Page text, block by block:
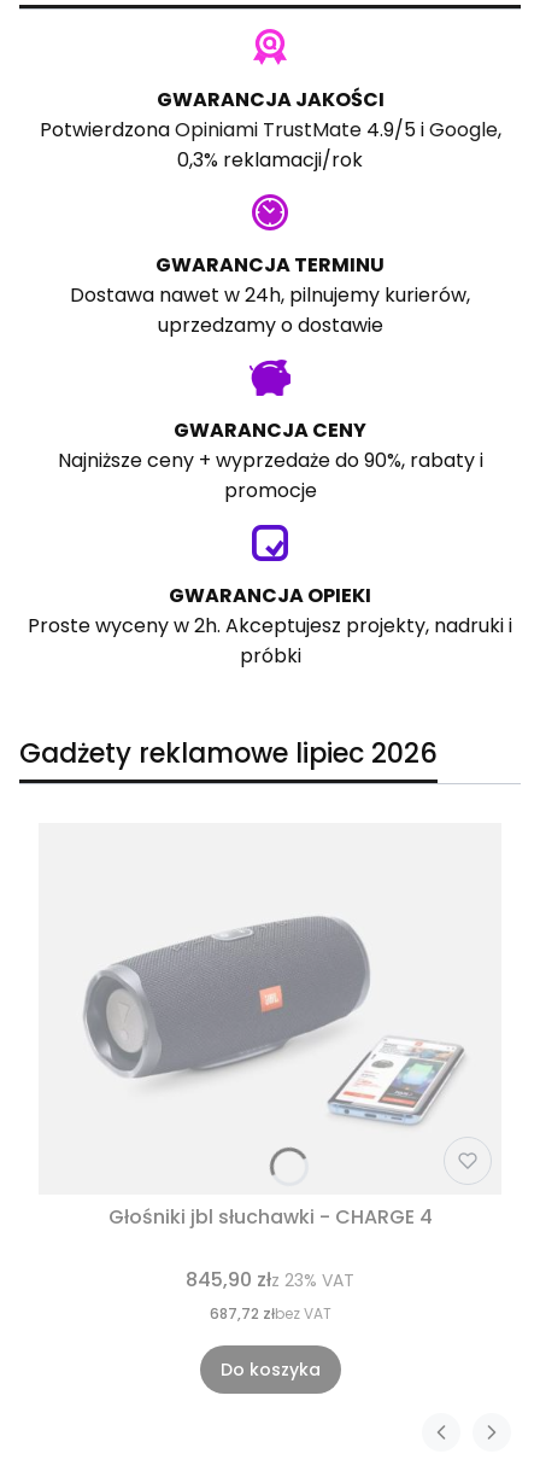
GWARANCJA JAKOŚCI
PotwierdzonaOpiniami TrustMate4.9/5 iGoogle,
0,3% reklamacji/rok
GWARANCJA TERMINU
Dostawa nawet w 24h, pilnujemy kurierów,
uprzedzamy o dostawie
GWARANCJA CENY
Najniższe ceny + wyprzedaże do 90%, rabaty i
promocje
GWARANCJA OPIEKI
Proste wyceny w 2h. Akceptujesz projekty, nadruki i
próbki
Gadżety reklamowe lipiec 2026
Głośniki jbl słuchawki - CHARGE 4
845,90 złz 23% VAT
687,72 złbez VAT
Do koszyka